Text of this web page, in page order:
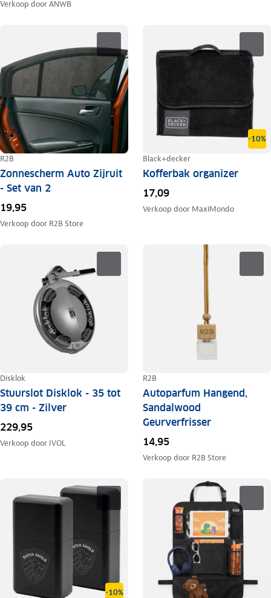
Verkoop doorANWB
R2B
Zonnescherm Auto Zijruit
- Set van 2
19,95
Verkoop door R2B Store
-10%
Black+decker
Kofferbak organizer
17,09
Verkoop door MaxiMondo
Disklok
Stuurslot Disklok - 35 tot
39 cm - Zilver
229,95
Verkoop door IVOL
R2B
Autoparfum Hangend,
Sandalwood
Geurverfrisser
14,95
Verkoop door R2B Store
-10%